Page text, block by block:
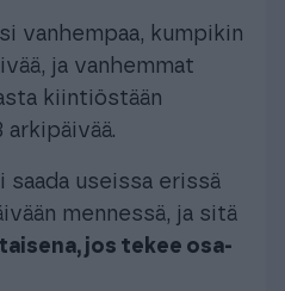
vanhempaa, kumpikin
ja vanhemmat
kiintiöstään
arkipäivää.
saada useissa erissä
mennessä, ja sitä
jos tekee osa-